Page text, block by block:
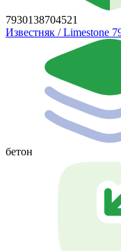
7930138704521
Известняк / Limestone
бетон